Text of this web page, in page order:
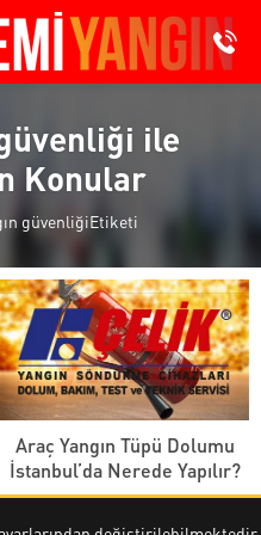
ile
Konular
güvenliğiEtiketi
Araç Yangın Tüpü Dolumu
İstanbul’da Nerede Yapılır?